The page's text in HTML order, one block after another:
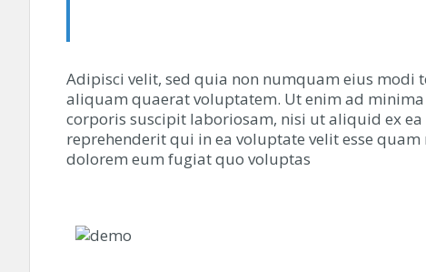
Adipisci velit, sed quia non numquam eius
aliquam quaerat voluptatem. Ut enim ad
corporis suscipit laboriosam, nisi ut aliquid ex
reprehenderit qui in ea voluptate velit esse
dolorem eum fugiat quo voluptas